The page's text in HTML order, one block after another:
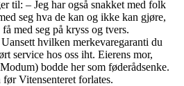
til: – Jeg har også snakket med folk
seg hva de kan og ikke kan gjøre,
med seg på kryss og tvers.
hvilken merkevaregaranti du
service hos oss iht. Eierens mor,
bodde her som føderådsenke.
Vitensenteret forlates.